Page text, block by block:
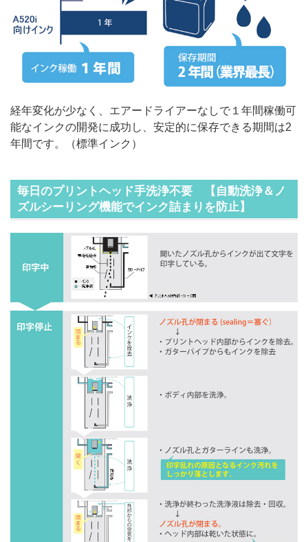
経年変化が少なく、エアードライアーなしで１年間稼働可
能なインクの開発に成功し、安定的に保存できる期間は2
年間です。（標準インク）
毎日のプリントヘッド手洗浄不要 【自動洗浄＆ノ
ズルシーリング機能でインク詰まりを防止】